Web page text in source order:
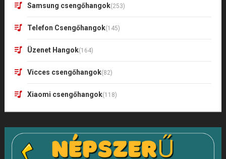
Samsung csengőhangok(253)
Telefon Csengőhangok(145)
Üzenet Hangok(164)
Vicces csengőhangok(82)
Xiaomi csengőhangok(118)